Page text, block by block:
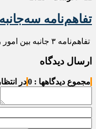
تفاهم‌نامه
تفاهم‌نامه ۳ جانبه بین امور روستای استانداری، تراکتورسازی و پست‌بانک جهت تسریع در توسعه روستاها با ایجاد اشتغال و درآمد پایدار به امضا رسید.
ارسال دیدگاه
مجموع دیدگاهها : 0 در